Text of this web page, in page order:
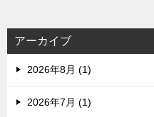
アーカイブ
2026年8月 (1)
2026年7月 (1)